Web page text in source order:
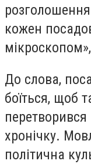
кожен
До слова,
боїться, щоб
перетворився
хронічку.
політична